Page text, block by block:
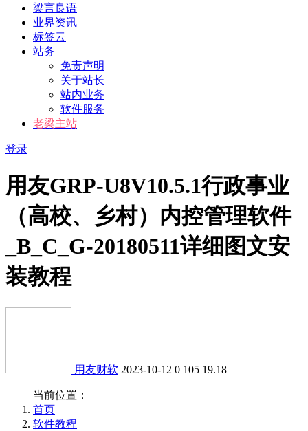
梁言良语
业界资讯
标签云
站务
免责声明
关于站长
站内业务
软件服务
老梁主站
登录
用友GRP-U8V10.5.1行政事业
（高校、乡村）内控管理软件
_B_C_G-20180511详细图文安
装教程
用友财软 2023-10-12 0 105 19.18
当前位置：
首页
软件教程